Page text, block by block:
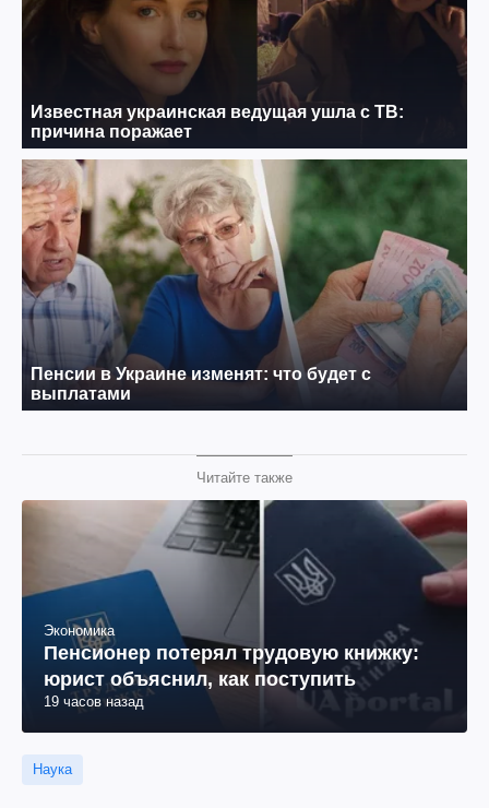
Читайте также
Экономика
Пенсионер потерял трудовую книжку:
юрист объяснил, как поступить
19 часов назад
Наука